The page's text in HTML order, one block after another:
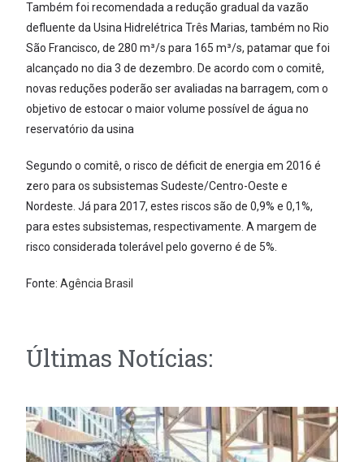
Também foi recomendada a redução gradual da vazão
defluente da Usina Hidrelétrica Três Marias, também no Rio
São Francisco, de 280 m³/s para 165 m³/s, patamar que foi
alcançado no dia 3 de dezembro. De acordo com o comitê,
novas reduções poderão ser avaliadas na barragem, com o
objetivo de estocar o maior volume possível de água no
reservatório da usina
Segundo o comitê, o risco de déficit de energia em 2016 é
zero para os subsistemas Sudeste/Centro-Oeste e
Nordeste. Já para 2017, estes riscos são de 0,9% e 0,1%,
para estes subsistemas, respectivamente. A margem de
risco considerada tolerável pelo governo é de 5%.
Fonte:Agência Brasil
Últimas Notícias: